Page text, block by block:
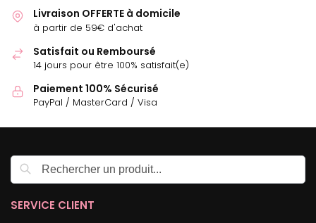
Livraison OFFERTE à domicile
à partir de 59€ d'achat
Satisfait ou Remboursé
14 jours pour être 100% satisfait(e)
Paiement 100% Sécurisé
PayPal / MasterCard / Visa
SERVICE CLIENT